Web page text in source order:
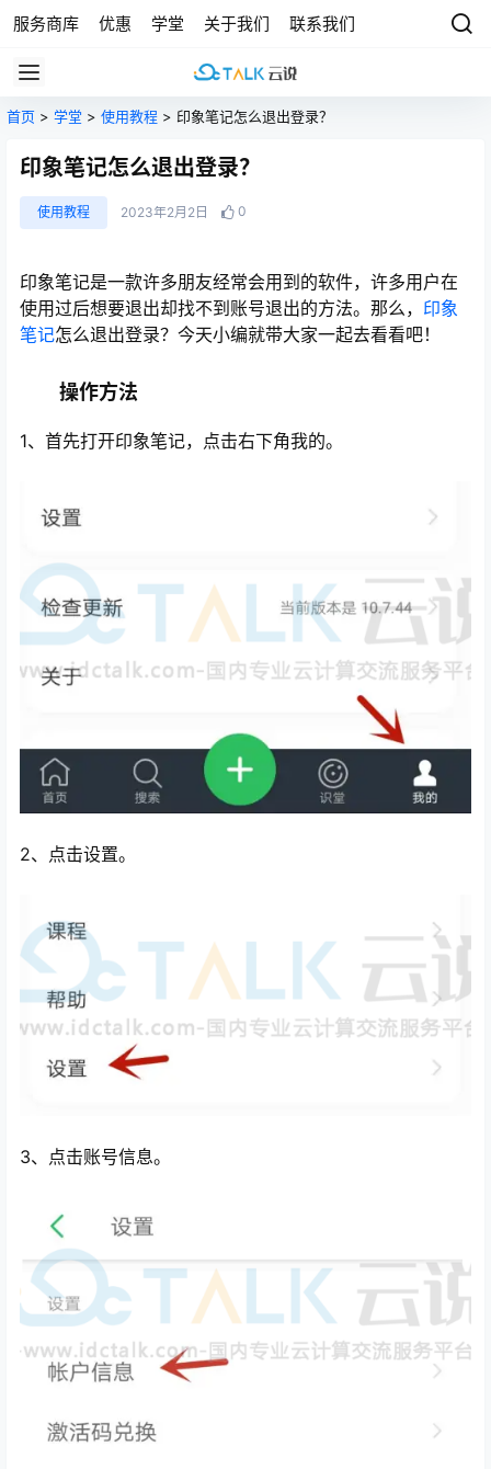
服务商库 优惠 学堂 关于我们 联系我们
首页 > 学堂 > 使用教程 > 印象笔记怎么退出登录？
印象笔记怎么退出登录？
使用教程 2023年2月2日 0
印象笔记是一款许多朋友经常会用到的软件，许多用户在
使用过后想要退出却找不到账号退出的方法。那么， 印象
笔记怎么退出登录？今天小编就带大家一起去看看吧！
操作方法
1、首先打开印象笔记，点击右下角我的。
2、点击设置。
3、点击账号信息。